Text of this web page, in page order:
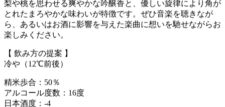
梨や桃を思わせる爽やかな吟醸香と、優しい旋律により角が
とれたまろやかな味わいが特徴です。ぜひ音楽を聴きなが
ら、あるいはお酒に影響を与えた楽曲に想いを馳せながらお
楽しみください。
【 飲み方の提案 】
冷や（12℃前後）
精米歩合：50％
アルコール度数：16度
日本酒度：-4